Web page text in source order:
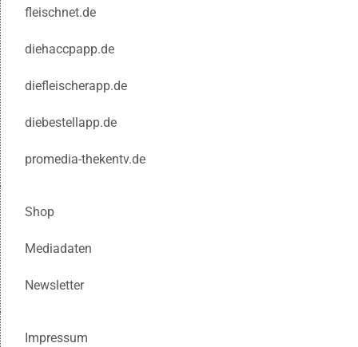
fleischnet.de
diehaccpapp.de
diefleischerapp.de
diebestellapp.de
promedia-thekentv.de
Shop
Mediadaten
Newsletter
Impressum